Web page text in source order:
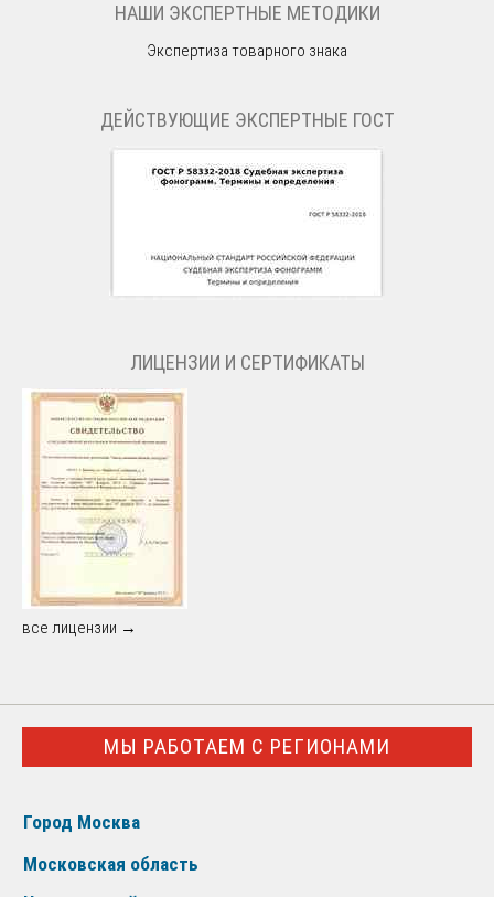
НАШИ ЭКСПЕРТНЫЕ МЕТОДИКИ
Экспертиза товарного знака
ДЕЙСТВУЮЩИЕ ЭКСПЕРТНЫЕ ГОСТ
ЛИЦЕНЗИИ И СЕРТИФИКАТЫ
все лицензии →
МЫ РАБОТАЕМ С РЕГИОНАМИ
Город Москва
Московская область